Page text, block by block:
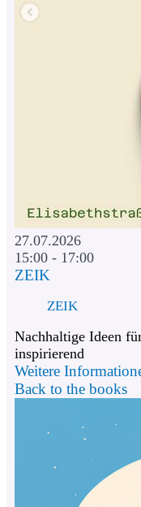
27.07.2026
15:00 - 17:00
ZEIK
ZEIK
Nachhaltige Ideen
inspirierend
Weitere
Back to the books